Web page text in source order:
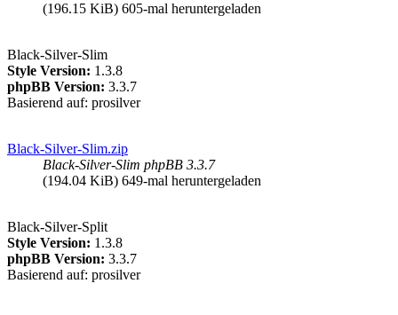
(196.15 KiB) 605-mal heruntergeladen
Black-Silver-Slim
Style Version: 1.3.8
phpBB Version: 3.3.7
Basierend auf: prosilver
Black-Silver-Slim.zip
Black-Silver-Slim phpBB 3.3.7
(194.04 KiB) 649-mal heruntergeladen
Black-Silver-Split
Style Version: 1.3.8
phpBB Version: 3.3.7
Basierend auf: prosilver